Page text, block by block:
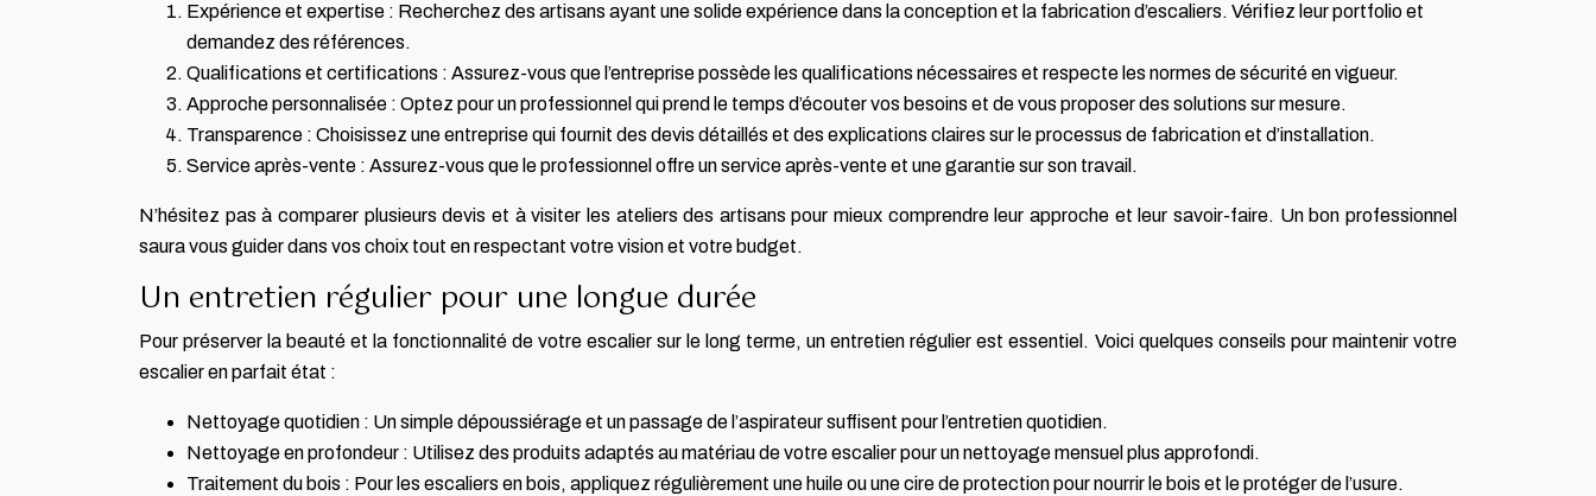
Expérience et expertise : Recherchez des artisans ayant une solide expérience dans la conception et la fabrication d’escaliers. Vérifiez leur portfolio et
demandez des références.
Qualifications et certifications : Assurez-vous que l’entreprise possède les qualifications nécessaires et respecte les normes de sécurité en vigueur.
Approche personnalisée : Optez pour un professionnel qui prend le temps d’écouter vos besoins et de vous proposer des solutions sur mesure.
Transparence : Choisissez une entreprise qui fournit des devis détaillés et des explications claires sur le processus de fabrication et d’installation.
Service après-vente : Assurez-vous que le professionnel offre un service après-vente et une garantie sur son travail.
N’hésitez pas à comparer plusieurs devis et à visiter les ateliers des artisans pour mieux comprendre leur approche et leur savoir-faire. Un bon professionnel
saura vous guider dans vos choix tout en respectant votre vision et votre budget.
Un entretien régulier pour une longue durée
Pour préserver la beauté et la fonctionnalité de votre escalier sur le long terme, un entretien régulier est essentiel. Voici quelques conseils pour maintenir votre
escalier en parfait état :
Nettoyage quotidien : Un simple dépoussiérage et un passage de l’aspirateur suffisent pour l’entretien quotidien.
Nettoyage en profondeur : Utilisez des produits adaptés au matériau de votre escalier pour un nettoyage mensuel plus approfondi.
Traitement du bois : Pour les escaliers en bois, appliquez régulièrement une huile ou une cire de protection pour nourrir le bois et le protéger de l’usure.